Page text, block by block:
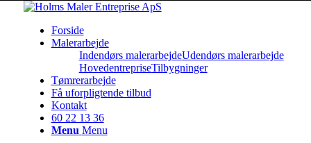
Forside
Malerarbejde
Indendørs malerarbejdeUdendørs malerarbejde
HovedentrepriseTilbygninger
Tømrerarbejde
Få uforpligtende tilbud
Kontakt
60 22 13 36
Menu Menu